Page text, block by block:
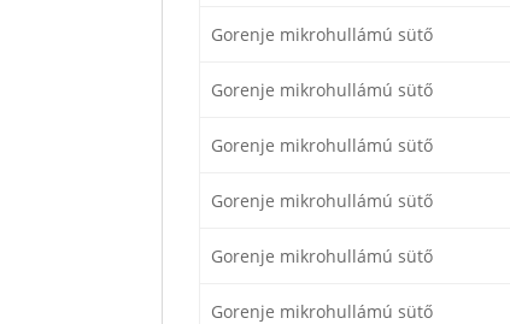
Gorenje mikrohullámú sütő
Gorenje mikrohullámú sütő
Gorenje mikrohullámú sütő
Gorenje mikrohullámú sütő
Gorenje mikrohullámú sütő
Gorenje mikrohullámú sütő